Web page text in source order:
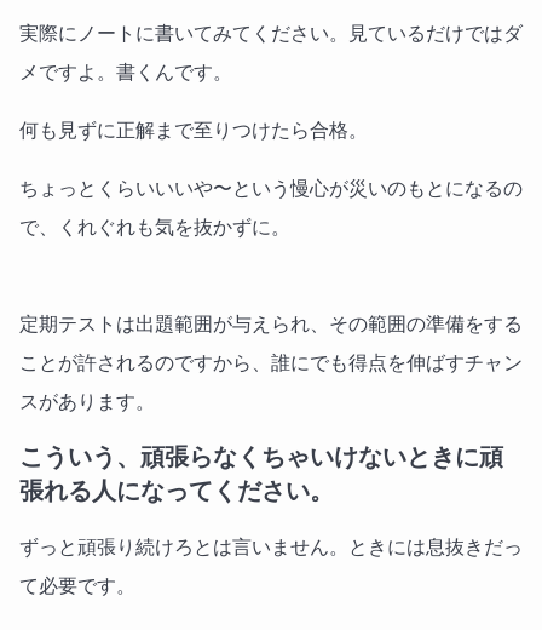
実際にノートに書いてみてください。見ているだけではダ
メですよ。書くんです。
何も見ずに正解まで至りつけたら合格。
ちょっとくらいいいや〜という慢心が災いのもとになるの
で、くれぐれも気を抜かずに。
定期テストは出題範囲が与えられ、その範囲の準備をする
ことが許されるのですから、誰にでも得点を伸ばすチャン
スがあります。
こういう、頑張らなくちゃいけないときに頑
張れる人になってください。
ずっと頑張り続けろとは言いません。ときには息抜きだっ
て必要です。